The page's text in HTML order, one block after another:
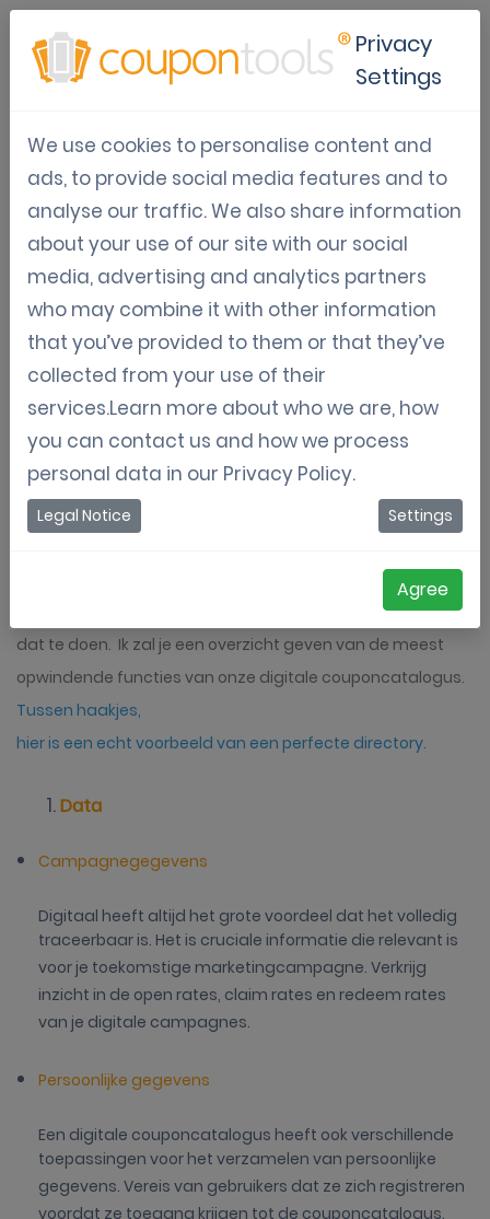
Mobiele coupon directory
voor jouw restaurant
Digitale coupondirectory Restaurantmarketing
Aug
28,
2020
Jordy Aengeveld
Digitale couponcatalogus voor je restaurant
Restaurants hebben vaak snel veranderende promoties
om mensen te stimuleren om hun restaurant te bezoeken.
Traditioneel gebruikten ze papieren coupons of papieren
zeggen dat het is als F1 racen met een oude Lada. Je haalt
de eindstreep wel, maar er zijn effectievere manieren om
dat te doen. Ik zal je een overzicht geven van de meest
opwindende functies van onze digitale couponcatalogus.
Tussen haakjes,
hier is een echt voorbeeld van een perfecte directory.
Data
Campagnegegevens
Digitaal heeft altijd het grote voordeel dat het volledig
traceerbaar is. Het is cruciale informatie die relevant is
voor je toekomstige marketingcampagne. Verkrijg
inzicht in de open rates, claim rates en redeem rates
van je digitale campagnes.
Persoonlijke gegevens
Een digitale couponcatalogus heeft ook verschillende
toepassingen voor het verzamelen van persoonlijke
gegevens. Vereis van gebruikers dat ze zich registreren
Privacy
Settings
We use cookies to personalise content and
ads, to provide social media features and to
analyse our traffic. We also share information
about your use of our site with our social
media, advertising and analytics partners
who may combine it with other information
that you’ve provided to them or that they’ve
collected from your use of their
services.Learn more about who we are, how
you can contact us and how we process
personal data in our Privacy Policy.
Legal Notice Settings
Agree